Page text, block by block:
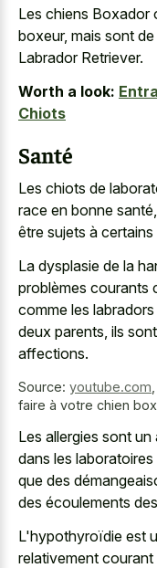
Les chiens Boxador
boxeur, mais sont
Labrador Retriever.
Worth a look:
Chiots
Santé
Les chiots de
race en bonne
être sujets à
La dysplasie de la
problèmes courants
comme les
deux parents, ils
affections.
Source: youtube.com
faire à votre chien
Les allergies sont
dans les
que des
des écoulements
L'hypothyroïdie est
relativement